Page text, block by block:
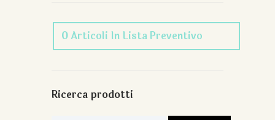
0Articoli In Lista Preventivo
Ricerca prodotti